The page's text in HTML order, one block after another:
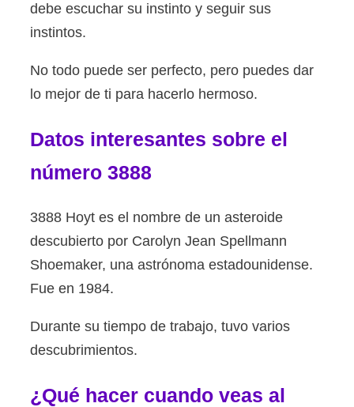
debe escuchar su instinto y seguir sus
instintos.
No todo puede ser perfecto, pero puedes dar
lo mejor de ti para hacerlo hermoso.
Datos interesantes sobre el
número 3888
3888 Hoyt es el nombre de un asteroide
descubierto por Carolyn Jean Spellmann
Shoemaker, una astrónoma estadounidense.
Fue en 1984.
Durante su tiempo de trabajo, tuvo varios
descubrimientos.
¿Qué hacer cuando veas al